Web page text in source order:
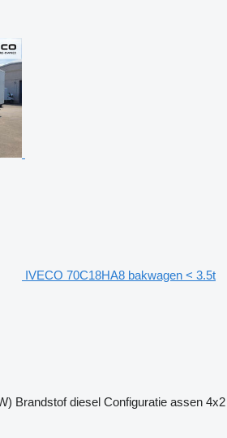
IVECO 70C18HA8 bakwagen < 3.5t
Brandstof diesel Configuratie assen 4x2